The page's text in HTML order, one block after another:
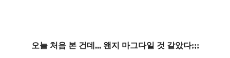
오늘 처음 본 건데,,, 왠지 마그다일 것 같았다;;;